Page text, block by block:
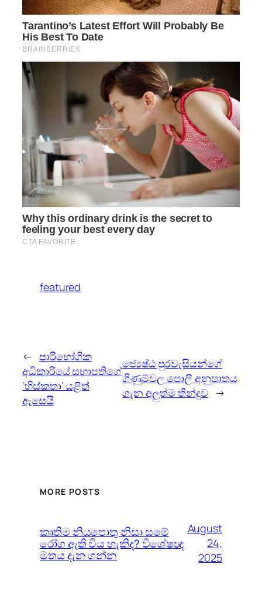
featured
← පාරිභෝගික
අධිකාරියේ සභාපතිගේ
‘හිස්කතා‘ යළිත්
ඇසෙයි
ජ්‍යෙෂ්ඨ පුරවැසියන්ගේ
ගිණුම්වල පොලී අනුපාතය
ගැන අලුත්ම තීන්දුව →
MORE POSTS
කෘතිම නියපොතු නිසා සමේ
රෝග ඇති විය හැකිද? විශේෂඥ
මතය දැන ගන්න
August
24,
2025